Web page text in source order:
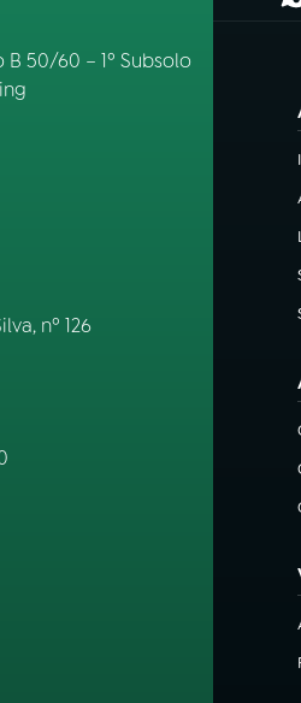
B 50/60 – 1º Subsolo
nº 126